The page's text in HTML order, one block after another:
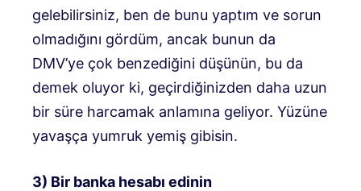
gelebilirsiniz, ben de bunu yaptım ve sorun
olmadığını gördüm, ancak bunun da
DMV’ye çok benzediğini düşünün, bu da
demek oluyor ki, geçirdiğinizden daha uzun
bir süre harcamak anlamına geliyor. Yüzüne
yavaşça yumruk yemiş gibisin.
3) Bir banka hesabı edinin